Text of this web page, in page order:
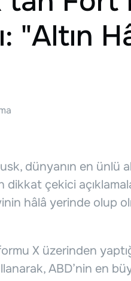
"Altın
dünyanın en ünlü
dikkat çekici
hâlâ yerinde olup
X üzerinden
ABD’nin en